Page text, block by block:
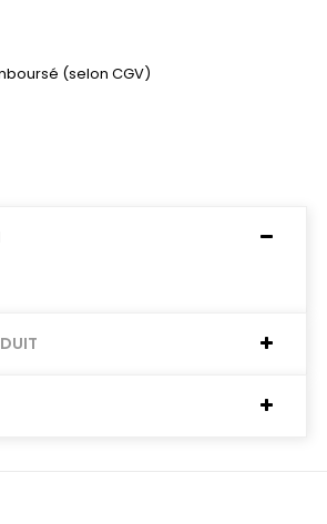
(selon CGV)